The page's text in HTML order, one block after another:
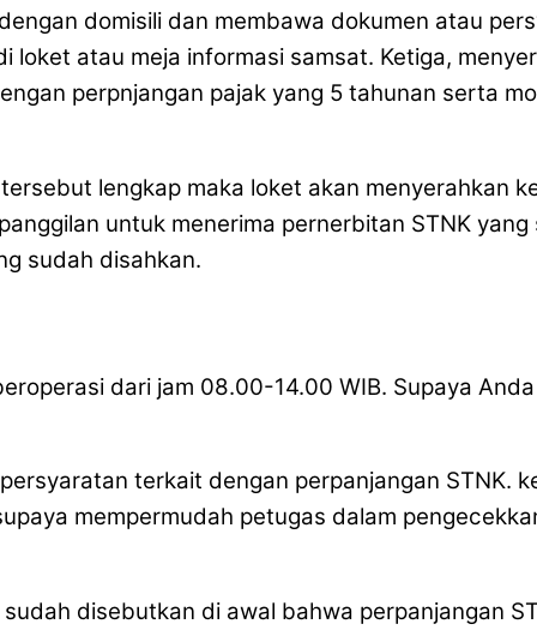
domisili dan membawa dokumen atau
loket atau meja informasi samsat. Ketiga,
perpnjangan pajak yang 5 tahunan serta
lengkap maka loket akan menyerahkan
untuk menerima pernerbitan STNK
sudah disahkan.
dari jam 08.00-14.00 WIB. Supaya
terkait dengan perpanjangan STNK.
mempermudah petugas dalam
disebutkan di awal bahwa perpanjangan